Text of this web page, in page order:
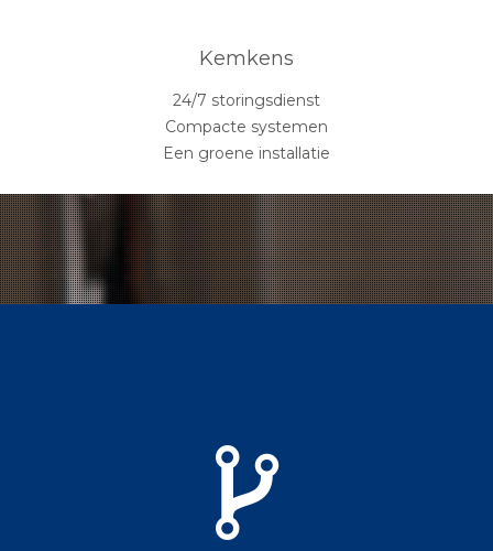
Kemkens
24/7 storingsdienst
Compacte systemen
Een groene installatie